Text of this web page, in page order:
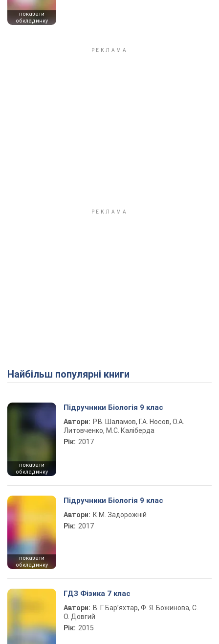
показати
обкладинку
Найбільш популярні книги
показати
обкладинку
Підручники Біологія 9 клас
Автори: Р.В. Шаламов, Г.А. Носов, О.А.
Литовченко, М.С. Каліберда
Рік: 2017
показати
обкладинку
Підручники Біологія 9 клас
Автори: К.М. Задорожній
Рік: 2017
ГДЗ Фізика 7 клас
Автори: В. Г. Бар’яхтар, Ф. Я. Божинова, С.
О. Довгий
Рік: 2015